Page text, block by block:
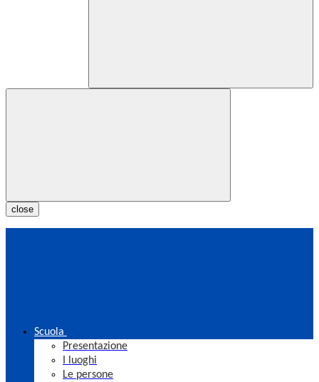
close
Scuola
Presentazione
I luoghi
Le persone